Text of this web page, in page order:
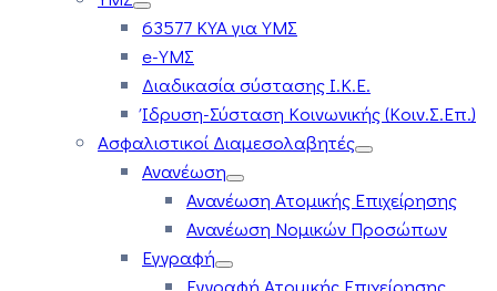
63577 ΚΥΑ για ΥΜΣ
e-ΥΜΣ
Διαδικασία σύστασης Ι.Κ.Ε.
Ίδρυση-Σύσταση Κοινωνικής (Κοιν.Σ.Επ.)
Ασφαλιστικοί Διαμεσολαβητές
Ανανέωση
Ανανέωση Ατομικής Επιχείρησης
Ανανέωση Νομικών Προσώπων
Εγγραφή
Εγγραφή Ατομικής Επιχείρησης